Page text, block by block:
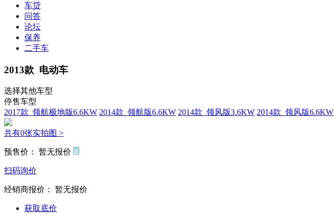
车贷
问答
论坛
保养
二手车
2013款 电动车
选择其他车型
停售车型
2017款 领航极地版6.6KW 2014款 领航版6.6KW 2014款 领风版3.6KW 2014款 领风版6.6KW
共有0张实拍图 >
预售价： 暂无报价
扫码询价
经销商报价： 暂无报价
获取底价